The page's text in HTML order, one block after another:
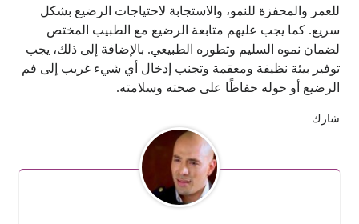
للعمر والمحفزة للنمو، والاستجابة لاحتياجات الرضيع بشكل
سريع. كما يجب عليهم متابعة الرضيع مع الطبيب المختص
لضمان نموه السليم وتطوره الطبيعي. بالإضافة إلى ذلك، يجب
توفير بيئة نظيفة ومعقمة وتجنب إدخال أي شيء غريب إلى فم
الرضيع أو حوله حفاظًا على صحته وسلامته.
شارك